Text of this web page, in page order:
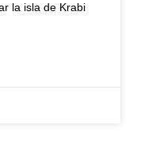
la isla de Krabi